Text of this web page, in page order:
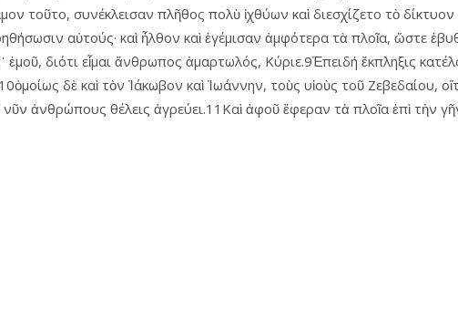
τοῦτο, συνέκλεισαν πλῆθος πολὺ ἰχθύων καὶ διεσχίζετο τὸ
αὐτούς· καὶ ἦλθον καὶ ἐγέμισαν ἀμφότερα τὰ πλοῖα, ὥστε
διότι εἶμαι ἄνθρωπος ἁμαρτωλός, Κύριε.9Ἐπειδή ἔκπληξις
δὲ καὶ τὸν Ἰάκωβον καὶ Ἰωάννην, τοὺς υἱοὺς τοῦ Ζεβεδαίου,
ἀνθρώπους θέλεις ἀγρεύει.11Καὶ ἀφοῦ ἔφεραν τὰ πλοῖα ἐπὶ τὴν